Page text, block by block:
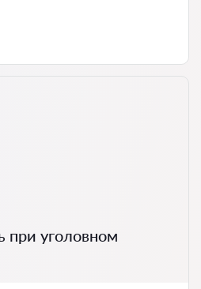
при уголовном